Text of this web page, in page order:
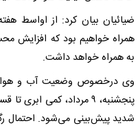
ضیائیان بیان کرد: از اواسط
همراه خواهیم بود که افزایش
به همراه خواهد داشت.
وی درخصوص وضعیت آب و هوای
پنجشنبه، ۹ مرداد، کمی
شدید پیش‌بینی می‌شود. احتمال